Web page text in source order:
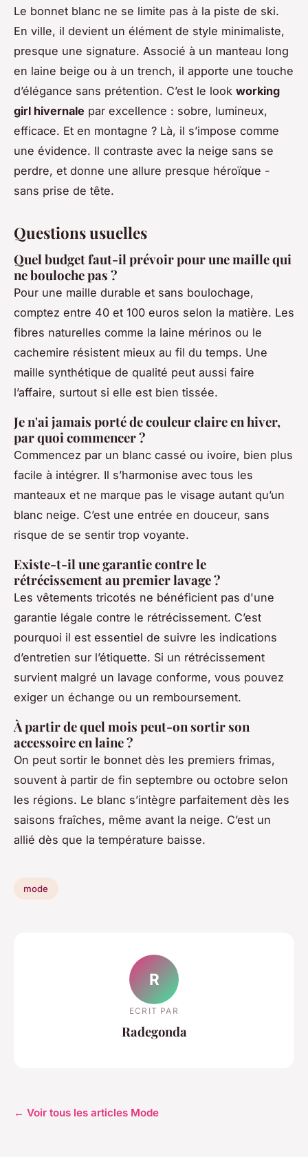
Le bonnet blanc ne se limite pas à la piste de ski.
En ville, il devient un élément de style minimaliste,
presque une signature. Associé à un manteau long
en laine beige ou à un trench, il apporte une touche
d’élégance sans prétention. C’est le look working
girl hivernale par excellence : sobre, lumineux,
efficace. Et en montagne ? Là, il s’impose comme
une évidence. Il contraste avec la neige sans se
perdre, et donne une allure presque héroïque -
sans prise de tête.
Questions usuelles
Quel budget faut-il prévoir pour une maille qui
ne bouloche pas ?
Pour une maille durable et sans boulochage,
comptez entre 40 et 100 euros selon la matière. Les
fibres naturelles comme la laine mérinos ou le
cachemire résistent mieux au fil du temps. Une
maille synthétique de qualité peut aussi faire
l’affaire, surtout si elle est bien tissée.
Je n'ai jamais porté de couleur claire en hiver,
par quoi commencer ?
Commencez par un blanc cassé ou ivoire, bien plus
facile à intégrer. Il s’harmonise avec tous les
manteaux et ne marque pas le visage autant qu’un
blanc neige. C’est une entrée en douceur, sans
risque de se sentir trop voyante.
Existe-t-il une garantie contre le
rétrécissement au premier lavage ?
Les vêtements tricotés ne bénéficient pas d'une
garantie légale contre le rétrécissement. C’est
pourquoi il est essentiel de suivre les indications
d’entretien sur l’étiquette. Si un rétrécissement
survient malgré un lavage conforme, vous pouvez
exiger un échange ou un remboursement.
À partir de quel mois peut-on sortir son
accessoire en laine ?
On peut sortir le bonnet dès les premiers frimas,
souvent à partir de fin septembre ou octobre selon
les régions. Le blanc s’intègre parfaitement dès les
saisons fraîches, même avant la neige. C’est un
allié dès que la température baisse.
mode
R
ECRIT PAR
Radegonda
← Voir tous les articles Mode